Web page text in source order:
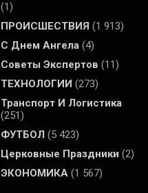
(1)
ПРОИСШЕСТВИЯ (1 913)
С Днем Ангела (4)
Советы Экспертов (11)
ТЕХНОЛОГИИ (273)
Транспорт И Логистика
(251)
ФУТБОЛ (5 423)
Церковные Праздники (2)
ЭКОНОМИКА (1 567)